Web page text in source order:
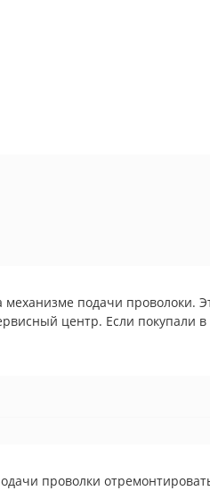
подачи проволоки.
центр. Если покупали
проволки